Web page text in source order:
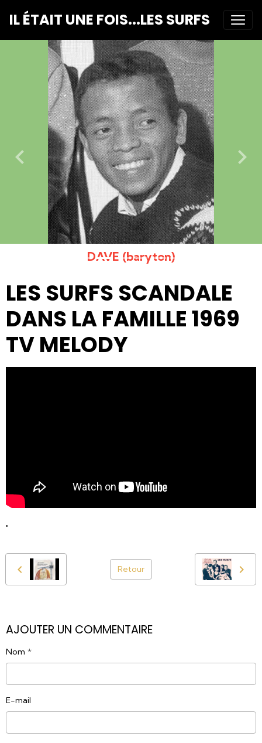
IL ÉTAIT UNE FOIS...LES SURFS
DAVE (baryton)
LES SURFS SCANDALE
DANS LA FAMILLE 1969
TV MELODY
"
Retour
AJOUTER UN COMMENTAIRE
Nom
E-mail